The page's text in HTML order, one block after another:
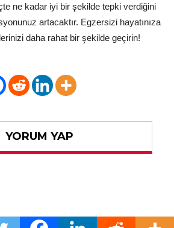
ne kadar iyi bir şekilde tepki verdiğini
artacaktır. Egzersizi hayatınıza
daha rahat bir şekilde geçirin!
YORUM YAP